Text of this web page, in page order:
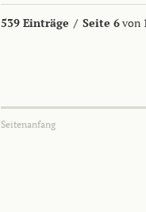
539 Einträge / Seite 6von
Seitenanfang